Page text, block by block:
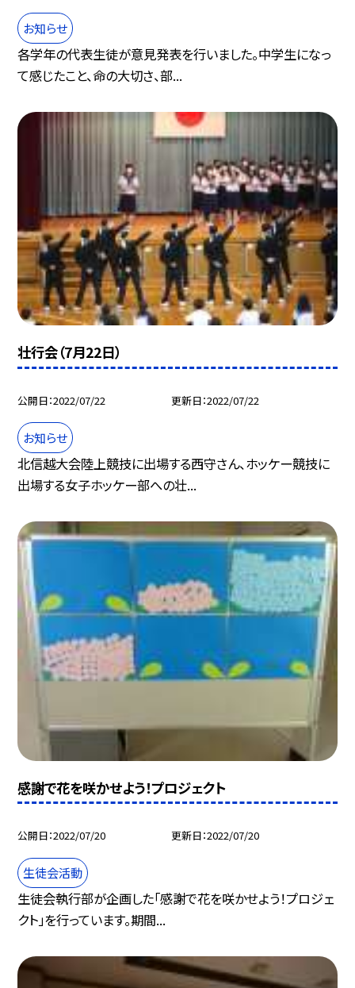
お知らせ
各学年の代表生徒が意見発表を行いました。中学生になっ
て感じたこと、命の大切さ、部...
壮行会（7月22日）
公開日 2022/07/22 更新日 2022/07/22
お知らせ
北信越大会陸上競技に出場する西守さん、ホッケー競技に
出場する女子ホッケー部への壮...
感謝で花を咲かせよう！プロジェクト
公開日 2022/07/20 更新日 2022/07/20
生徒会活動
生徒会執行部が企画した「感謝で花を咲かせよう！プロジェ
クト」を行っています。期間...